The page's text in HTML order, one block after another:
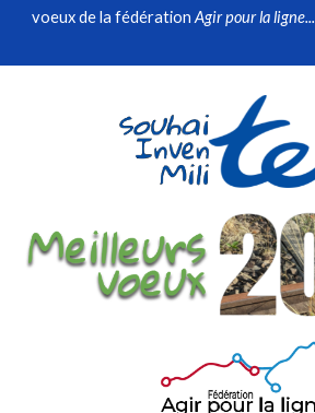
voeux de la fédérationAgir pour la ligne...